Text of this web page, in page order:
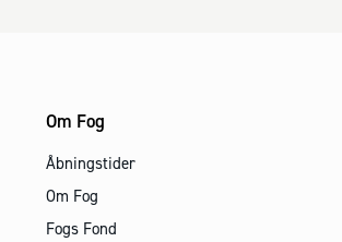
Om Fog
Åbningstider
Om Fog
Fogs Fond